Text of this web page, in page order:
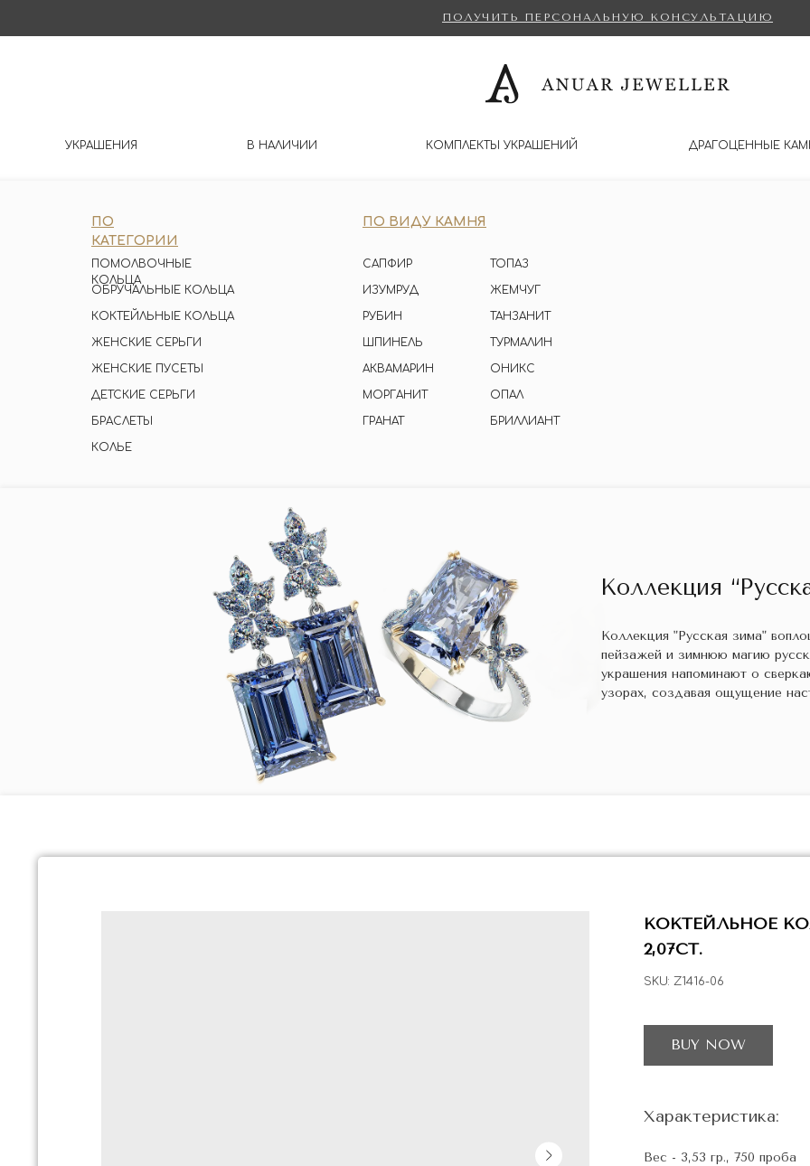
ДРАГОЦЕННЫЕ
УКРАШЕНИЯ КОМПЛЕКТЫ УКРАШЕНИЙ
В НАЛИЧИИ
ПОЛУЧИТЬ ПЕРСОНАЛЬНУЮ КОНСУЛЬТАЦИЮ
ПО
КАТЕГОРИИ
ПОМОЛВОЧНЫЕ
КОЛЬЦА
ОБРУЧАЛЬНЫЕ КОЛЬЦА
ЖЕНСКИЕ СЕРЬГИ
КОКТЕЙЛЬНЫЕ КОЛЬЦА
ЖЕНСКИЕ ПУСЕТЫ
ДЕТСКИЕ СЕРЬГИ
БРАСЛЕТЫ
КОЛЬЕ
ПО ВИДУ КАМНЯ
САПФИР
ИЗУМРУД
ШПИНЕЛЬ
РУБИН
АКВАМАРИН
МОРГАНИТ
ГРАНАТ БРИЛЛИАНТ
ТОПАЗ
ЖЕМЧУГ
ТУРМАЛИН
ТАНЗАНИТ
ОНИКС
ОПАЛ
Коллекция
Коллекция "Русская зима"
пейзажей и зимнюю магию
украшения напоминают о
узорах, создавая ощущение
КОКТЕЙЛЬНОЕ
2,07CT.
SKU: Z1416-06
BUY NOW
Характеристика:
Вес - 3,53 гр., 750 проба